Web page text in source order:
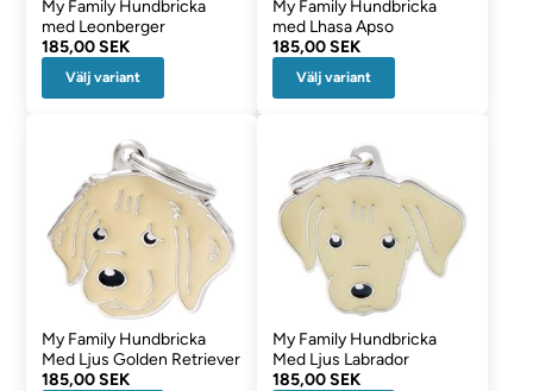
My Family Hundbricka
med Leonberger
185,00 SEK
Välj variant
My Family Hundbricka
med Lhasa Apso
185,00 SEK
Välj variant
My Family Hundbricka
Med Ljus Golden Retriever
185,00 SEK
My Family Hundbricka
Med Ljus Labrador
185,00 SEK